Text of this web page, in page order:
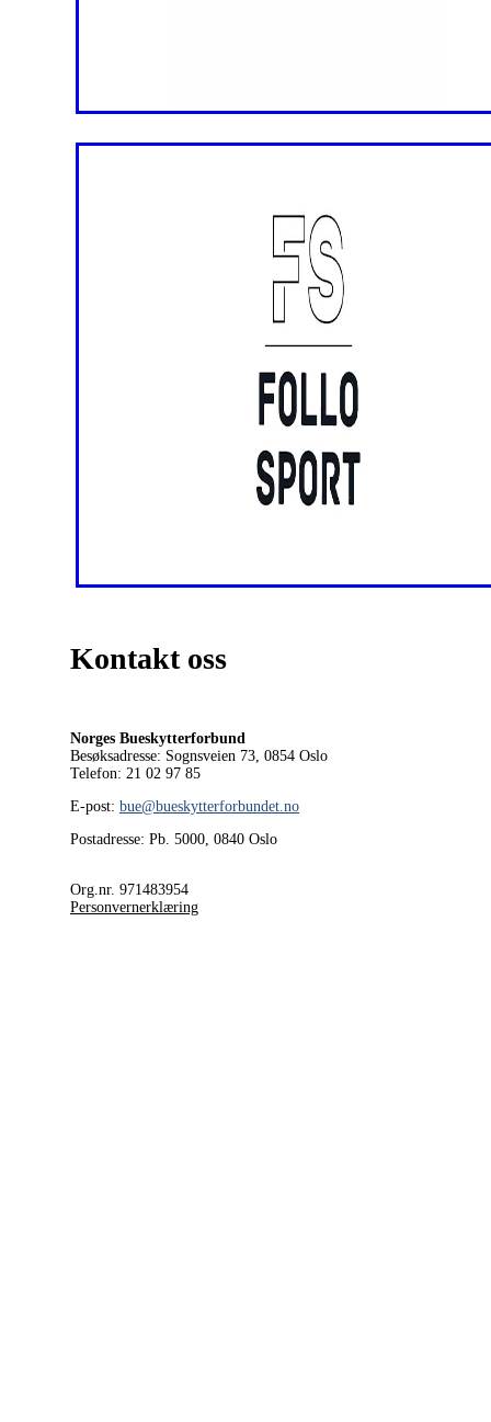
Kontakt oss
Norges Bueskytterforbund
Besøksadresse: Sognsveien 73, 0854 Oslo
Telefon: 21 02 97 85
E-post: bue@bueskytterforbundet.no
Postadresse: Pb. 5000, 0840 Oslo
Org.nr. 971483954
Personvernerklæring